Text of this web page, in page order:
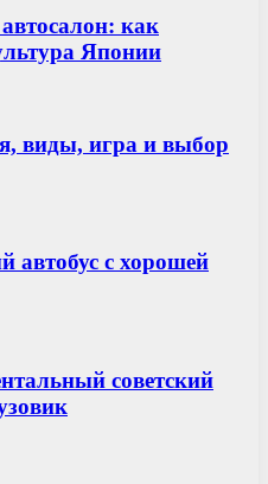
как
Японии
виды, игра и выбор
с хорошей
советский